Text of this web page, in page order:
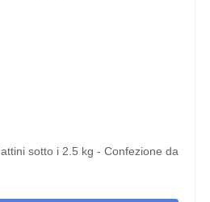
sotto i 2.5 kg - Confezione da